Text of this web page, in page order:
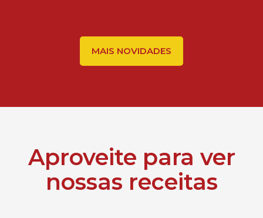
MAIS NOVIDADES
Aproveite para ver
nossas receitas